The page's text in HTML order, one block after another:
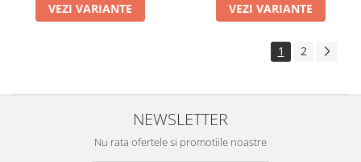
VEZI VARIANTE VEZI VARIANTE
1 2
NEWSLETTER
Nu rata ofertele si promotiile noastre